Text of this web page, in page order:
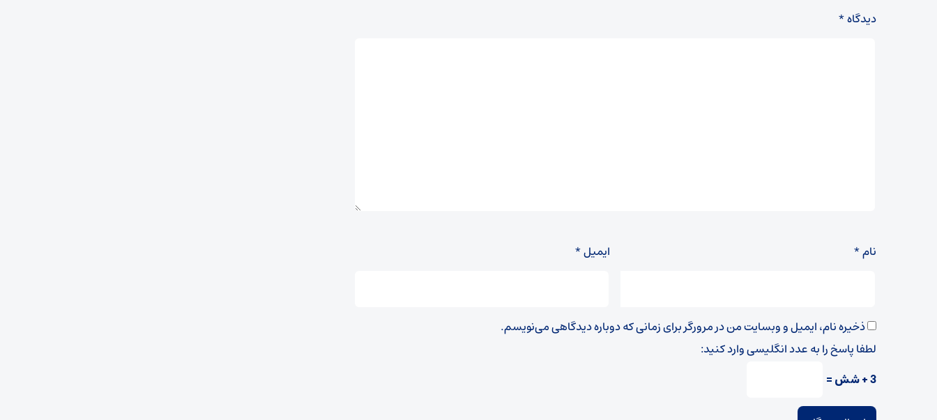
دیدگاه*
نام* ایمیل*
ذخیره نام، ایمیل و وبسایت من در مرورگر برای زمانی که دوباره دیدگاهی می‌نویسم.
لطفا پاسخ را به عدد انگلیسی وارد کنید:
3 + شش =